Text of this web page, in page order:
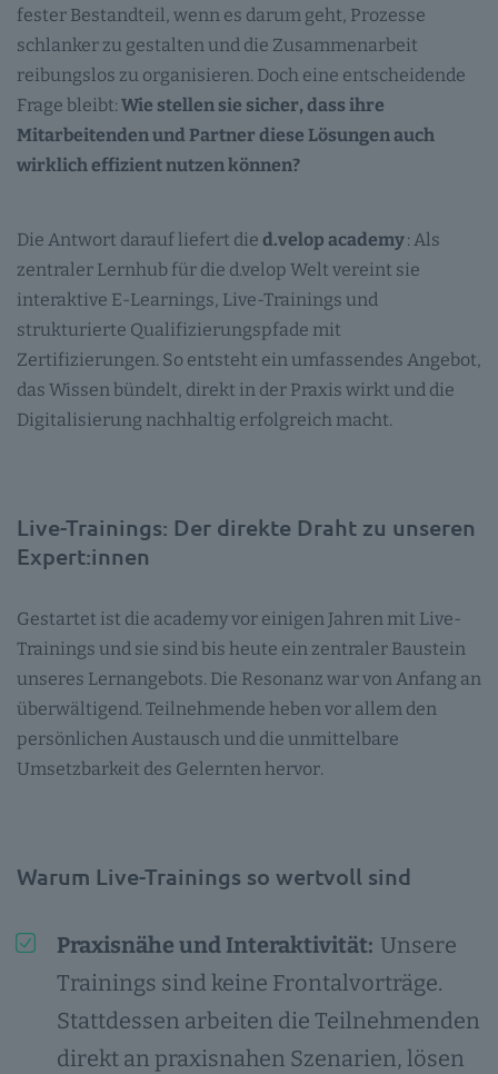
fester Bestandteil, wenn es darum geht, Prozesse
schlanker zu gestalten und die Zusammenarbeit
reibungslos zu organisieren. Doch eine entscheidende
Frage bleibt:Wie stellen sie sicher, dass ihre
Mitarbeitenden und Partner diese Lösungen auch
wirklich effizient nutzen können?
Die Antwort darauf liefert die d.velop academy: Als
zentraler Lernhub für die d.velop Welt vereint sie
interaktive E-Learnings, Live-Trainings und
strukturierte Qualifizierungspfade mit
Zertifizierungen. So entsteht ein umfassendes Angebot,
das Wissen bündelt, direkt in der Praxis wirkt und die
Digitalisierung nachhaltig erfolgreich macht.
Live-Trainings: Der direkte Draht zu unseren
Expert:innen
Gestartet ist die academy vor einigen Jahren mit Live-
Trainings und sie sind bis heute ein zentraler Baustein
unseres Lernangebots. Die Resonanz war von Anfang an
überwältigend. Teilnehmende heben vor allem den
persönlichen Austausch und die unmittelbare
Umsetzbarkeit des Gelernten hervor.
Warum Live-Trainings so wertvoll sind
Praxisnähe und Interaktivität: Unsere
Trainings sind keine Frontalvorträge.
Stattdessen arbeiten die Teilnehmenden
direkt an praxisnahen Szenarien, lösen